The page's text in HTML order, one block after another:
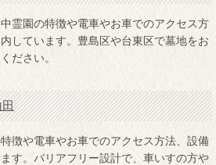
霊園の特徴や電車やお車でのアクセス方
しています。豊島区や台東区で墓地をお
ださい。
田
徴や電車やお車でのアクセス方法、設備
す。バリアフリー設計で、車いすの方や